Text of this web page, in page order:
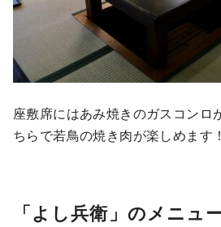
座敷席にはあみ焼きのガスコンロ
ちらで若鳥の焼き肉が楽しめます！
「よし兵衛」のメニュ